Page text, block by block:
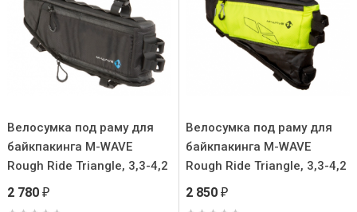
Велосумка под раму для
байкпакинга M-WAVE
Rough Ride Triangle, 3,3-4,2
литра, 100% влагозащита,
2 780 ₽
Велосумка под раму для
байкпакинга M-WAVE
Rough Ride Triangle, 3,3-4,2
литра, 100% влагозащта,
2 850 ₽